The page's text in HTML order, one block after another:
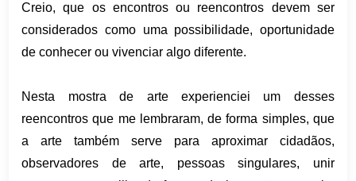
Creio, que os encontros ou reencontros devem ser
considerados como uma possibilidade, oportunidade
de conhecer ou vivenciar algo diferente.
Nesta mostra de arte experienciei um desses
reencontros que me lembraram, de forma simples, que
a arte também serve para aproximar cidadãos,
observadores de arte, pessoas singulares, unir